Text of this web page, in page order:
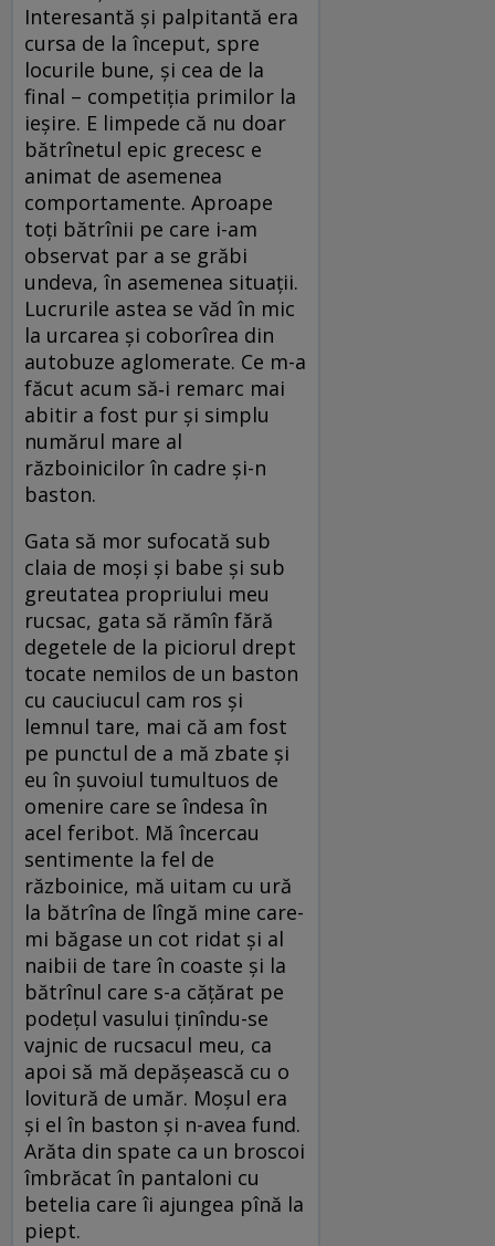
Interesantă și palpitantă era
cursa de la început, spre
locurile bune, și cea de la
final – competiția primilor la
ieșire. E limpede că nu doar
bătrînetul epic grecesc e
animat de asemenea
comportamente. Aproape
toți bătrînii pe care i-am
observat par a se grăbi
undeva, în asemenea situații.
Lucrurile astea se văd în mic
la urcarea și coborîrea din
autobuze aglomerate. Ce m-a
făcut acum să‑i remarc mai
abitir a fost pur și simplu
numărul mare al
războinicilor în cadre și-n
baston.
Gata să mor sufocată sub
claia de moși și babe și sub
greutatea propriului meu
rucsac, gata să rămîn fără
degetele de la piciorul drept
tocate nemilos de un baston
cu cauciucul cam ros și
lemnul tare, mai că am fost
pe punctul de a mă zbate și
eu în șuvoiul tumultuos de
omenire care se îndesa în
acel feribot. Mă încercau
sentimente la fel de
războinice, mă uitam cu ură
la bătrîna de lîngă mine care-
mi băgase un cot ridat și al
naibii de tare în coaste și la
bătrînul care s-a cățărat pe
podețul vasului ținîndu-se
vajnic de rucsacul meu, ca
apoi să mă depășească cu o
lovitură de umăr. Moșul era
și el în baston și n-avea fund.
Arăta din spate ca un broscoi
îmbrăcat în pantaloni cu
betelia care îi ajungea pînă la
piept.